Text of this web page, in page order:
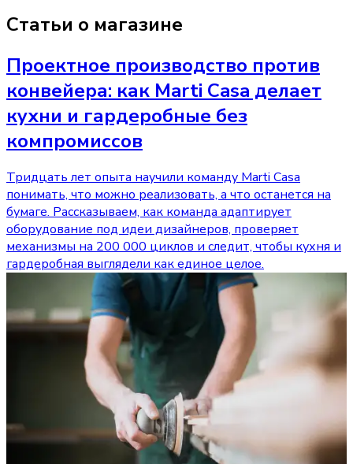
Статьи о магазине
Проектное производство против
конвейера: как Marti Casa делает
кухни и гардеробные без
компромиссов
Тридцать лет опыта научили команду Marti Casa
понимать, что можно реализовать, а что останется на
бумаге. Рассказываем, как команда адаптирует
оборудование под идеи дизайнеров, проверяет
механизмы на 200 000 циклов и следит, чтобы кухня и
гардеробная выглядели как единое целое.